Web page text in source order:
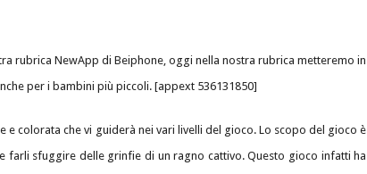
rubrica NewApp di Beiphone, oggi nella nostra rubrica metteremo in
per i bambini più piccoli. [appext 536131850]
e colorata che vi guiderà nei vari livelli del gioco. Lo scopo del gioco è
farli sfuggire delle grinfie di un ragno cattivo. Questo gioco infatti ha